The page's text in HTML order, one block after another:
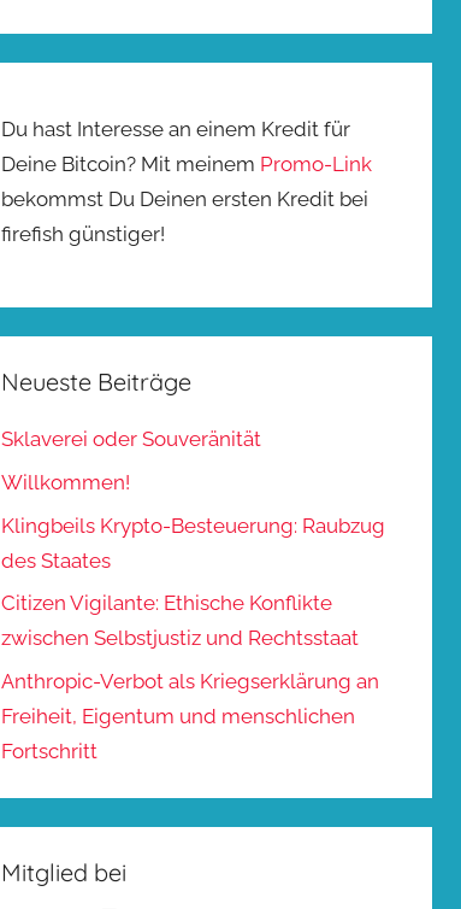
Du hast Interesse an einem Kredit für
Deine Bitcoin? Mit meinem Promo-Link
bekommst Du Deinen ersten Kredit bei
firefish günstiger!
Neueste Beiträge
Sklaverei oder Souveränität
Willkommen!
Klingbeils Krypto-Besteuerung: Raubzug
des Staates
Citizen Vigilante: Ethische Konflikte
zwischen Selbstjustiz und Rechtsstaat
Anthropic-Verbot als Kriegserklärung an
Freiheit, Eigentum und menschlichen
Fortschritt
Mitglied bei